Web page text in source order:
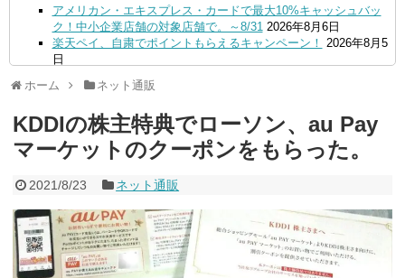
アメリカン・エキスプレス・カードで最大10%キャッシュバッ
ク！中小企業店舗の対象店舗で。～8/31 2026年8月6日
楽天ペイ、自粛でポイントもらえるキャンペーン！ 2026年8月5
日
元！
2026年8月5日
ードチャージすると5%還元に！ 2026年8月4日
PayPayで500ptもらえる！対象地銀の口座追加などの条件達成
で。9/30まで 2026年8月4日
ント最大10％還元！さらにVカードクーポンも併用可
ドコモSMTBネット銀行への振込で最大10,000円あたる抽選キ
ャンペーン！8/31まで 2026年8月3日
ドコモの銀行で預金残高を10万円以上増加で最大10億dポイント
山分けキャンペーン！～10/31
2026年8月3日
ホーム ネット通販
KDDIの株主特典でローソン、au Pay
マーケットのクーポンをもらった。
2021/8/23 ネット通販